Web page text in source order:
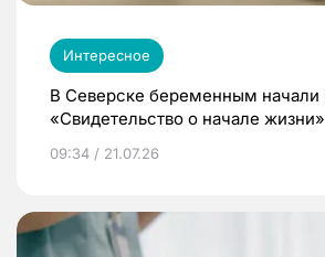
Интересное
В Северске беременным начали
«Свидетельство о начале жизни»
09:34 / 21.07.26